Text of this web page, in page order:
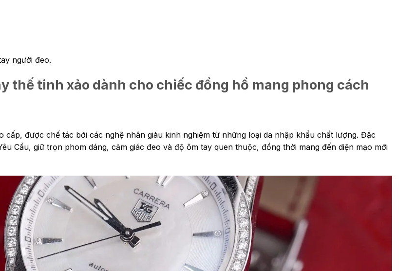
người đeo.
thế tinh xảo dành cho chiếc đồng hồ mang phong cách
được chế tác bởi các nghệ nhân giàu kinh nghiệm từ những loại da nhập khẩu chất lượng. Đặc
Cầu, giữ trọn phom dáng, cảm giác đeo và độ ôm tay quen thuộc, đồng thời mang đến diện mạo mới